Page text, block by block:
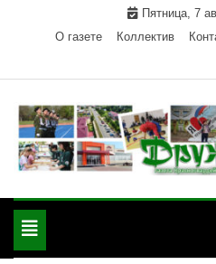
Пятница, 7
О газете
Коллектив
"Дружба"
Красногвардейского
Toggle
navigation